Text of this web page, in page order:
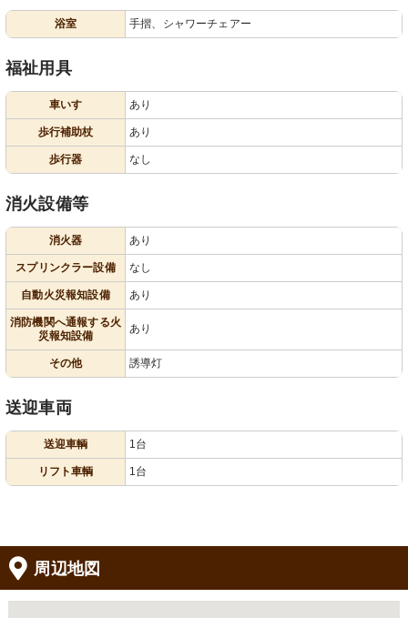
浴室 手摺、シャワーチェアー
福祉用具
車いす あり
歩行補助杖 あり
歩行器 なし
消火設備等
消火器 あり
スプリンクラー設備 なし
自動火災報知設備 あり
消防機関へ通報する火
災報知設備
あり
その他 誘導灯
送迎車両
送迎車輌 1台
リフト車輌 1台
周辺地図